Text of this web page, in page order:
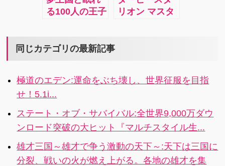
全てをここで
疑似体験！
最高クオリテ
ィの熱い王道
しよう！
今まで遊んだ
事が無い！4x
る100人の王子
る、「王子様
新感覚の女性
向けパズル
RPG！3i
リオン マスタ
し、最強馬を
馬育成シミュ
レーションゲ
ーム! 4.1i
同じカテゴリの最新記事
極道のエデン:運命をぶち壊し、世界征服を目指
せ！5.1i...
ステート・オブ・サバイバル:全世界9,000万ダウ
ンロード突破の大ヒット『マルチスタイル生...
雄才三国～雄才で争う激動の天下～:天下は三国に
分裂、戦いの火が燃え上がる。各地の雄才を集